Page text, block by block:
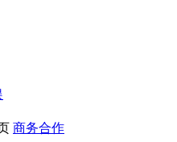
商务合作